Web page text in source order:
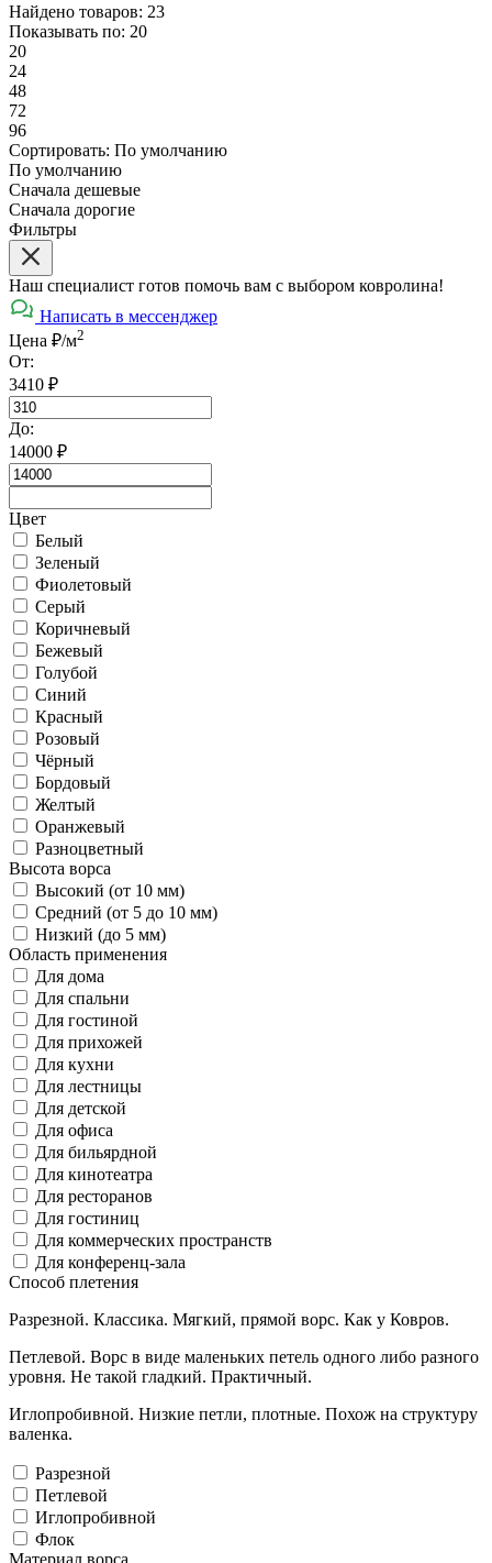
Найдено товаров: 23
Показывать по: 20
20
24
48
72
96
Сортировать: По умолчанию
По умолчанию
Сначала дешевые
Сначала дорогие
Фильтры
Наш специалист готов помочь вам с выбором ковролина!
Написать в мессенджер
Цена ₽/м2
От:
3410 ₽
До:
14000 ₽
Цвет
Белый
Зеленый
Фиолетовый
Серый
Коричневый
Бежевый
Голубой
Синий
Красный
Розовый
Чёрный
Бордовый
Желтый
Оранжевый
Разноцветный
Высота ворса
Высокий (от 10 мм)
Средний (от 5 до 10 мм)
Низкий (до 5 мм)
Область применения
Для дома
Для спальни
Для гостиной
Для прихожей
Для кухни
Для лестницы
Для детской
Для офиса
Для бильярдной
Для кинотеатра
Для ресторанов
Для гостиниц
Для коммерческих пространств
Для конференц-зала
Способ плетения
Разрезной. Классика. Мягкий, прямой ворс. Как у Ковров.
Петлевой. Ворс в виде маленьких петель одного либо разного
уровня. Не такой гладкий. Практичный.
Иглопробивной. Низкие петли, плотные. Похож на структуру
валенка.
Разрезной
Петлевой
Иглопробивной
Флок
Материал ворса